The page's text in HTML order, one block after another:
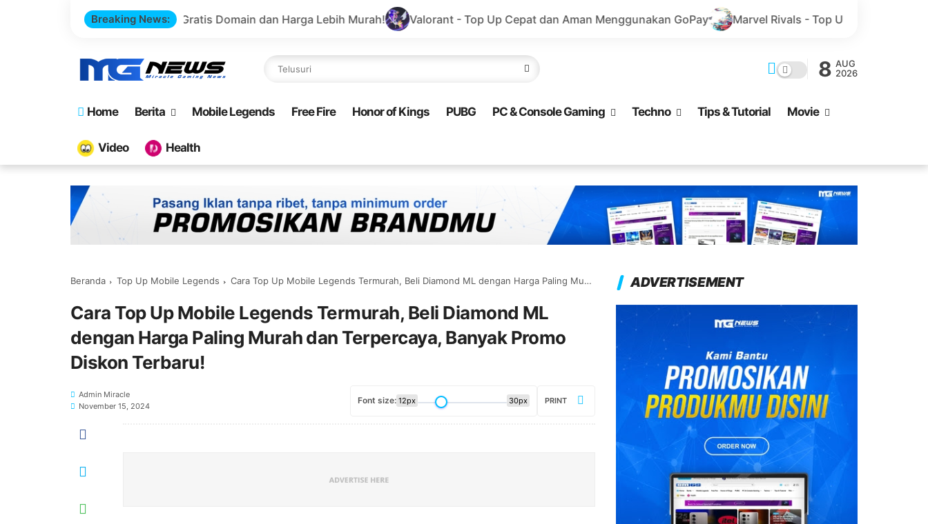
Breaking News:
Game Sendiri Gratis Domain dan Harga Lebih Murah! Valorant - Top Up Cepat dan Aman Menggunakan GoPay Marvel Rivals - Top Up Seru dan Praktis via GoPay
8 AUG
2026
Home Berita Mobile Legends Free Fire Honor of Kings PUBG PC & Console Gaming Techno Tips & Tutorial Movie
Video Health
Beranda Top Up Mobile Legends Cara Top Up Mobile Legends Termurah, Beli Diamond ML dengan Harga Paling Murah dan Terpercaya, Banyak Promo Diskon Terbaru!
Cara Top Up Mobile Legends Termurah, Beli Diamond ML
dengan Harga Paling Murah dan Terpercaya, Banyak Promo
Diskon Terbaru!
Admin Miracle
November 15, 2024
Font size: 12px 30px PRINT
ADVERTISEMENT